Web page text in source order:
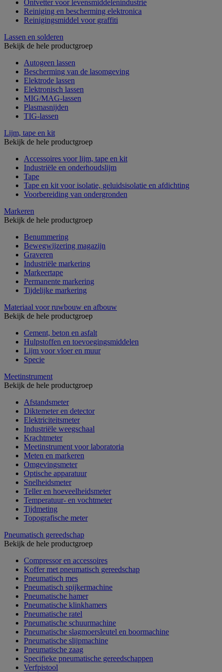
Ontvetter voor levensmiddelenindustrie
Reiniging en bescherming elektronica
Reinigingsmiddel voor graffiti
Lassen en solderen
Bekijk de hele productgroep
Autogeen lassen
Bescherming van de lasomgeving
Elektrode lassen
Elektronisch lassen
MIG/MAG-lassen
Plasmasnijden
TIG-lassen
Lijm, tape en kit
Bekijk de hele productgroep
Accessoires voor lijm, tape en kit
Industriële en onderhoudslijm
Tape
Tape en kit voor isolatie, geluidsisolatie en afdichting
Voorbereiding van ondergronden
Markeren
Bekijk de hele productgroep
Benummering
Bewegwijzering magazijn
Graveren
Industriële markering
Markeertape
Permanente markering
Tijdelijke markering
Materiaal voor ruwbouw en afbouw
Bekijk de hele productgroep
Cement, beton en asfalt
Hulpstoffen en toevoegingsmiddelen
Lijm voor vloer en muur
Specie
Meetinstrument
Bekijk de hele productgroep
Afstandsmeter
Diktemeter en detector
Elektriciteitsmeter
Industriële weegschaal
Krachtmeter
Meetinstrument voor laboratoria
Meten en markeren
Omgevingsmeter
Optische apparatuur
Snelheidsmeter
Teller en hoeveelheidsmeter
Temperatuur- en vochtmeter
Tijdmeting
Topografische meter
Pneumatisch gereedschap
Bekijk de hele productgroep
Compressor en accessoires
Koffer met pneumatisch gereedschap
Pneumatisch mes
Pneumatisch spijkermachine
Pneumatische hamer
Pneumatische klinkhamers
Pneumatische ratel
Pneumatische schuurmachine
Pneumatische slagmoersleutel en boormachine
Pneumatische slijpmachine
Pneumatische zaag
Specifieke pneumatische gereedschappen
Verfpistool